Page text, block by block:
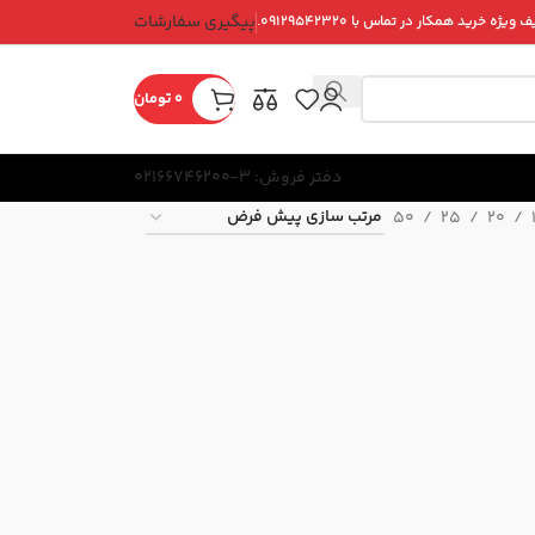
خرید همکار در تماس با ۰۹۱۲۹۵۴۲۳۲۰. پیگیری سفارشات
0 تومان
دفتر فروش: 3-02166746200
20
25
50